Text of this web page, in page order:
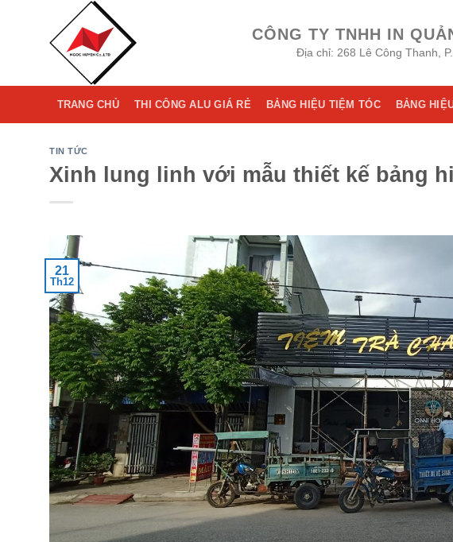
CÔNG TY TNHH IN
Địa chỉ: 268 Lê Công Thanh,
TRANG CHỦ THI CÔNG ALU GIÁ RẺ BẢNG HIỆU TIỆM TÓC BẢNG
TIN TỨC
Xinh lung linh với mẫu thiết kế bảng
21
Th12